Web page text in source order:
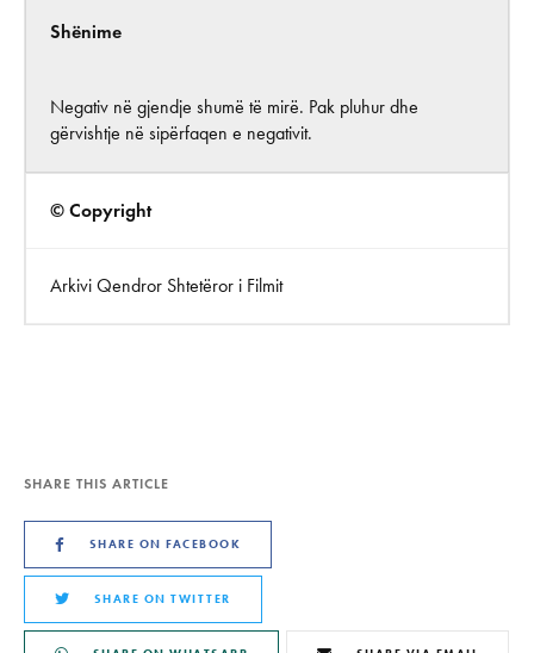
Shënime
Negativ në gjendje shumë të mirë. Pak pluhur dhe
gërvishtje në sipërfaqen e negativit.
© Copyright
Arkivi Qendror Shtetëror i Filmit
SHARE THIS ARTICLE
SHARE ON FACEBOOK
SHARE ON TWITTER